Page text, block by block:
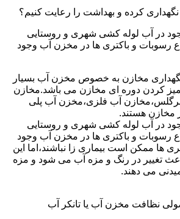
کرده و بهداشت را رعایت کنیم؟
در آب لوله کشی شهری و روستایی
رسوبات و باکتری ها در مخزن آب وجود
مخازن به خصوص مخزن آب بسیار
کردن دوره ای مخازن می باشد.مخازن
آب فلزی،مخزن آب پلی
مخازن هستند.
در آب لوله کشی شهری و روستایی
رسوبات و باکتری ها در مخزن آب وجود
ها ممکن است بیماری زا نباشند،اما این
تغییر در رنگ و مزه آب می شود و مزه
می دهند.
نظافت مخزن آب یا تانکر آب